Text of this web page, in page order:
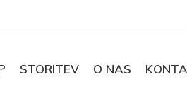
STORITEV O NAS